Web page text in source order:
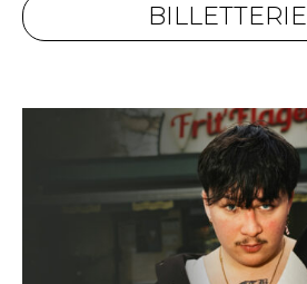
BILLETTERIE